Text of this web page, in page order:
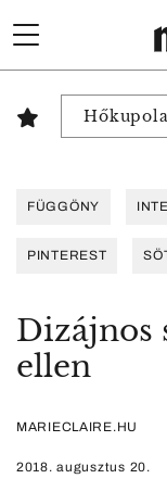
Hőkupola
FÜGGÖNY
PINTEREST
Dizájnos
ellen
MARIECLAIRE.HU
2018. augusztus 20.